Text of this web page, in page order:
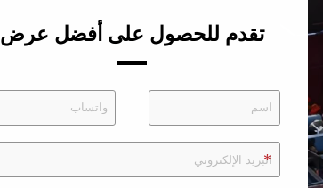
تقدم للحصول على أفضل عرض